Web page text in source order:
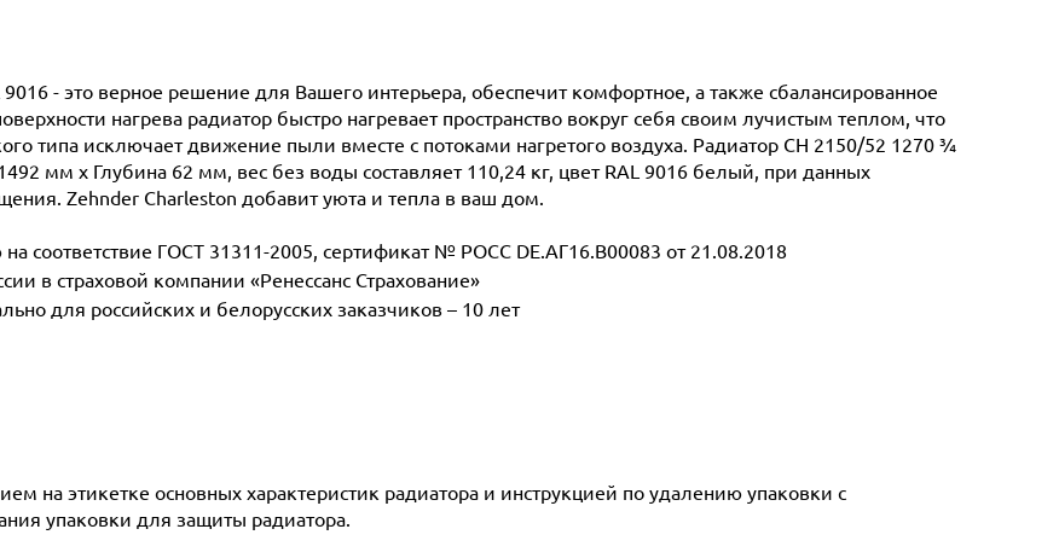
- это верное решение для Вашего интерьера, обеспечит комфортное, а также сбалансированное
нагрева радиатор быстро нагревает пространство вокруг себя своим лучистым теплом, что
типа исключает движение пыли вместе с потоками нагретого воздуха. Радиатор CH 2150/52 1270 ¾
мм х Глубина 62 мм, вес без воды составляет 110,24 кг, цвет RAL 9016 белый, при данных
Zehnder Charleston добавит уюта и тепла в ваш дом.
соответствие ГОСТ 31311-2005, сертификат № POCC DE.АГ16.В00083 от 21.08.2018
в страховой компании «Ренессанс Страхование»
для российских и белорусских заказчиков – 10 лет
на этикетке основных характеристик радиатора и инструкцией по удалению упаковки с
упаковки для защиты радиатора.